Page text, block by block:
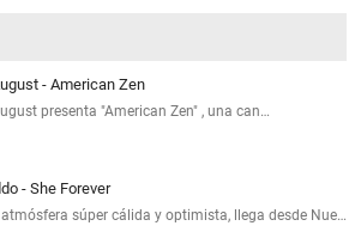
- American Zen
presenta "American Zen" , una can…
- She Forever
súper cálida y optimista, llega desde Nue…